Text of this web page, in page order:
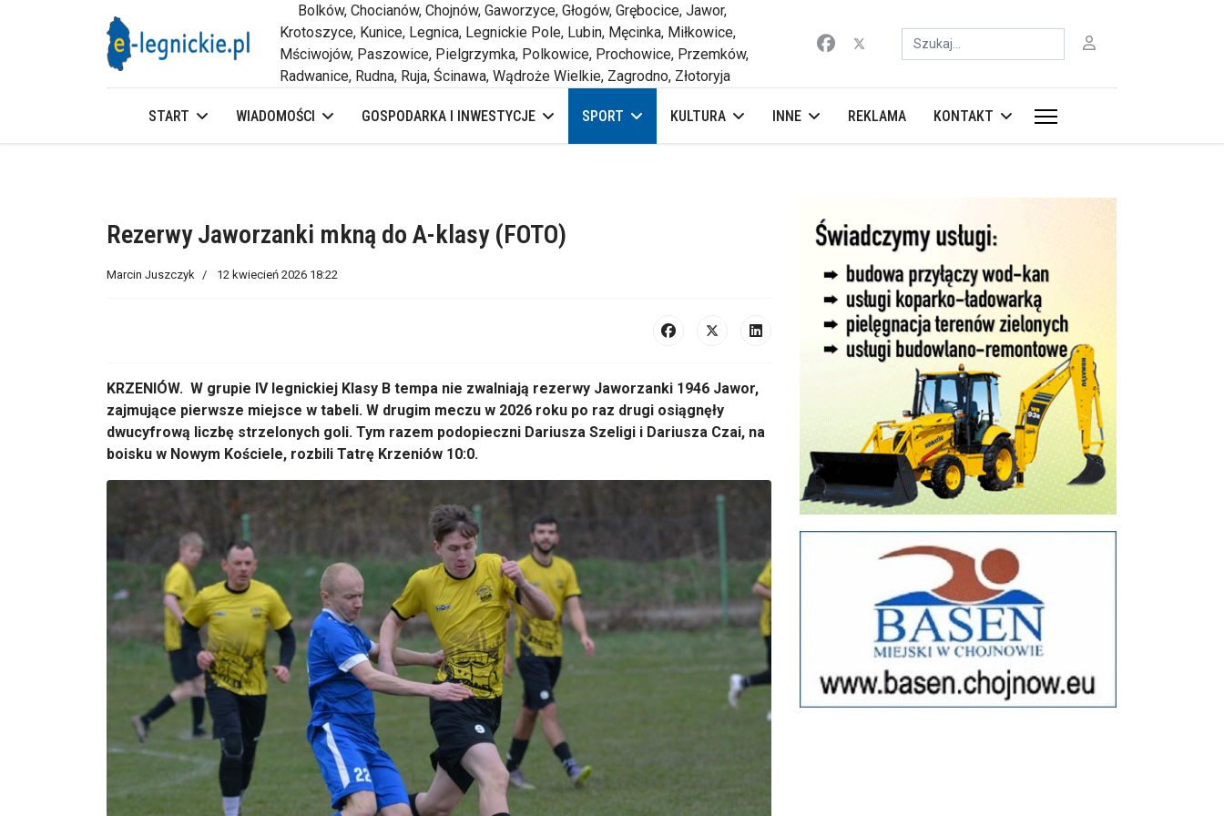
Bolków, Chocianów, Chojnów, Gaworzyce, Głogów, Grębocice, Jawor,
Krotoszyce, Kunice, Legnica, Legnickie Pole, Lubin, Męcinka, Miłkowice,
Mściwojów, Paszowice, Pielgrzymka, Polkowice, Prochowice, Przemków,
Radwanice, Rudna, Ruja, Ścinawa, Wądroże Wielkie, Zagrodno, Złotoryja
Szukaj
START WIADOMOŚCI GOSPODARKA I INWESTYCJE SPORT KULTURA INNE REKLAMA KONTAKT
Rezerwy Jaworzanki mkną do A-klasy (FOTO)
Marcin Juszczyk 12 kwiecień 2026 18:22
KRZENIÓW. W grupie IV legnickiej Klasy B tempa nie zwalniają rezerwy Jaworzanki 1946 Jawor,
zajmujące pierwsze miejsce w tabeli. W drugim meczu w 2026 roku po raz drugi osiągnęły
dwucyfrową liczbę strzelonych goli. Tym razem podopieczni Dariusza Szeligi i Dariusza Czai, na
boisku w Nowym Kościele, rozbili Tatrę Krzeniów 10:0.